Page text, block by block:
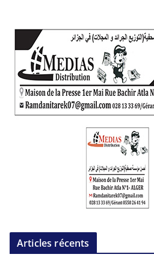
Articles récents